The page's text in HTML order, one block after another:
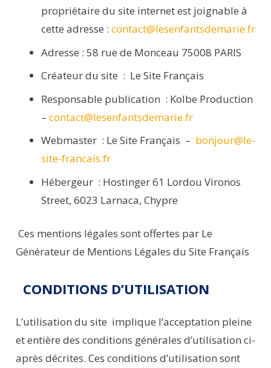
propriétaire du site internet est joignable à
cette adresse : contact@lesenfantsdemarie.fr
Adresse : 58 rue de Monceau 75008 PARIS
Créateur du site : Le Site Français
Responsable publication : Kolbe Production
– contact@lesenfantsdemarie.fr
Webmaster : Le Site Français – bonjour@le-
site-francais.fr
Hébergeur : Hostinger61 Lordou Vironos
Street, 6023 Larnaca, Chypre
Ces mentions légales sont offertes par Le
Générateur de Mentions Légales du Site Français
CONDITIONS D’UTILISATION
L’utilisation du site implique l’acceptation pleine
et entière des conditions générales d’utilisation ci-
après décrites. Ces conditions d’utilisation sont